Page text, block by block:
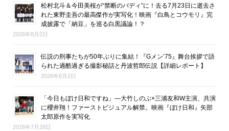
松村北斗＆今田美桜が“禁断のバディ”に！去る7月23日に逝去さ
れた東野圭吾の最高傑作が実写化！映画『白鳥とコウモリ』完
成披露で「納豆」を巡る白黒議論！？
2026年8月2日
伝説の刑事たちが50年ぶりに集結！『Gメン’75』舞台挨拶で語
られた過酷過ぎる撮影秘話と丹波哲郎伝説【詳細レポート】
2026年8月2日
「今日もぼけ日和ですね」―大竹しのぶ×三浦友和W主演、共演
に櫻井翔！ファーストビジュアル解禁。映画『ぼけ日和』矢部
太郎原作を実写化
2026年7月28日